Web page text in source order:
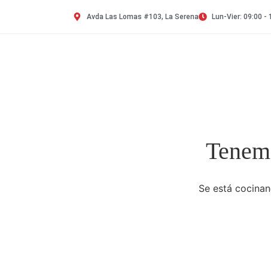
Avda Las Lomas #103, La Serena Lun-Vier: 09:00 -
Se está